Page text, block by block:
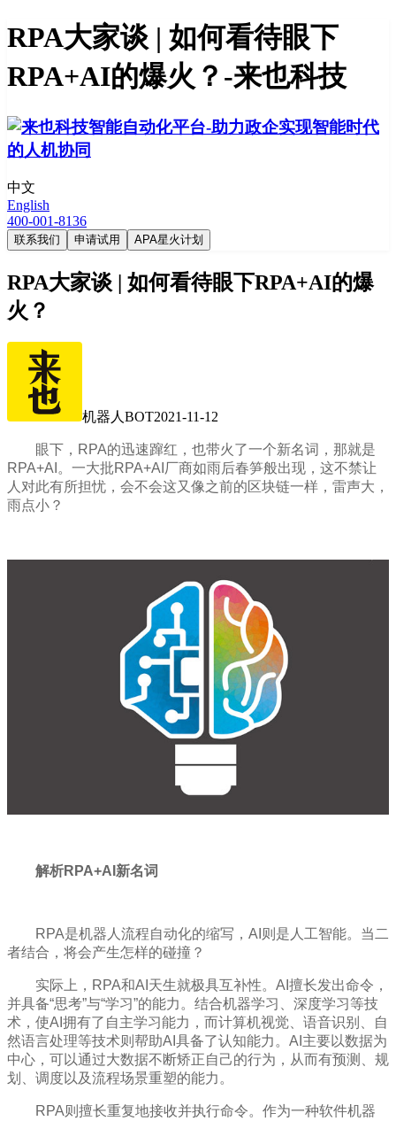
RPA大家谈 | 如何看待眼下
RPA+AI的爆火？-来也科技
中文
English
400-001-8136
联系我们 申请试用 APA星火计划
RPA大家谈 | 如何看待眼下RPA+AI的爆
火？
机器人BOT2021-11-12
眼下，RPA的迅速蹿红，也带火了一个新名词，那就是
RPA+AI。一大批RPA+AI厂商如雨后春笋般出现，这不禁让
人对此有所担忧，会不会这又像之前的区块链一样，雷声大，
雨点小？
解析RPA+AI新名词
RPA是机器人流程自动化的缩写，AI则是人工智能。当二
者结合，将会产生怎样的碰撞？
实际上，RPA和AI天生就极具互补性。AI擅长发出命令，
并具备“思考”与“学习”的能力。结合机器学习、深度学习等技
术，使AI拥有了自主学习能力，而计算机视觉、语音识别、自
然语言处理等技术则帮助AI具备了认知能力。AI主要以数据为
中心，可以通过大数据不断矫正自己的行为，从而有预测、规
划、调度以及流程场景重塑的能力。
RPA则擅长重复地接收并执行命令。作为一种软件机器